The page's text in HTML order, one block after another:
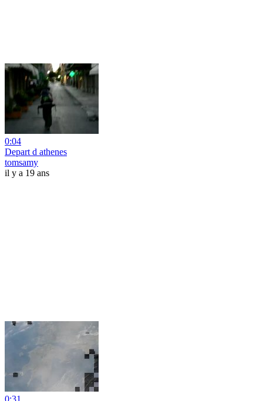
0:04
Depart d athenes
tomsamy
il y a 19 ans